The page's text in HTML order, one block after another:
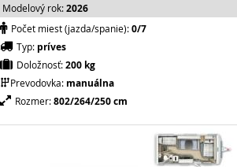
Modelový rok:2026
Počet miest (jazda/spanie):0/7
Typ: príves
Doložnosť:200 kg
Prevodovka: manuálna
Rozmer:802/264/250 cm